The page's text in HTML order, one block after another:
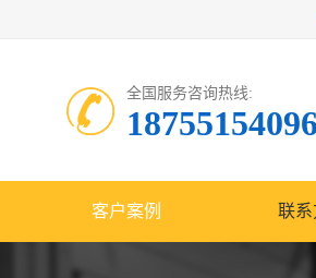
全国服务咨询热线:
18755154096
客户案例 联系